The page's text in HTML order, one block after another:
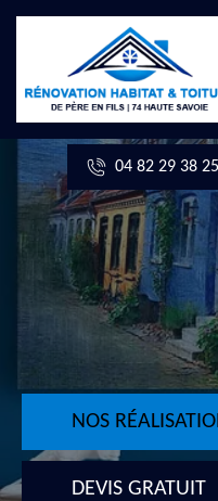
04 82 29 38 25
NOS
DEVIS GRATUIT